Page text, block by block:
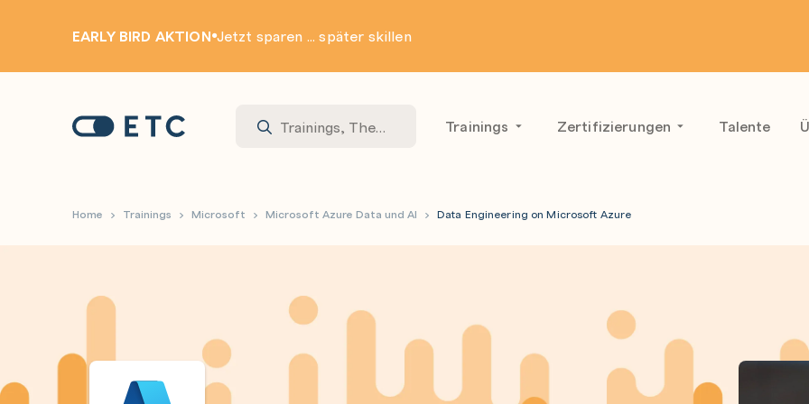
EARLY BIRD AKTION Jetzt sparen ... später skillen
Startseite: ETC Trainings Zertifizierungen Talente
Home Trainings Microsoft Microsoft Azure Data und AI Data Engineering on Microsoft Azure